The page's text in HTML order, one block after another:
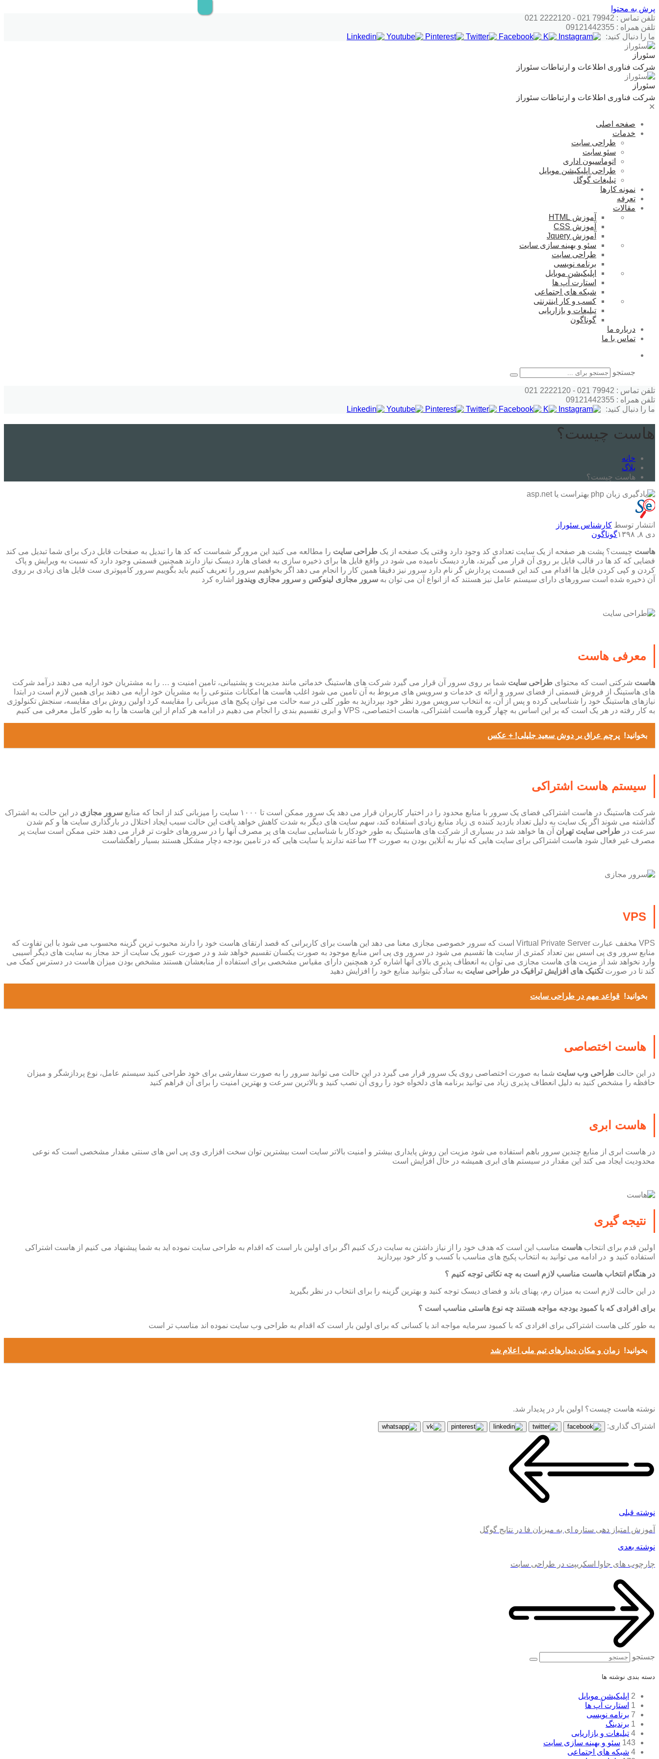
پرش به محتوا
تلفن تماس : 79942 021 - 2222120 021
تلفن همراه : 09121442355
ما را دنبال کنید:
سئوراز
شرکت فناوری اطلاعات و ارتباطات سئوراز
سئوراز
شرکت فناوری اطلاعات و ارتباطات سئوراز
✕
صفحه اصلی
خدمات
طراحی سایت
سئو سایت
اتوماسیون اداری
طراحی اپلیکیشن موبایل
تبلیغات گوگل
نمونه کارها
تعرفه
مقالات
آموزش HTML
آموزش CSS
آموزش Jquery
سئو و بهینه سازی سایت
طراحی سایت
برنامه نویسی
اپلیکیشن موبایل
استارت آپ ها
شبکه های اجتماعی
کسب و کار اینترنتی
تبلیغات و بازاریابی
گوناگون
درباره ما
تماس با ما
جستجو
تلفن تماس : 79942 021 - 2222120 021
تلفن همراه : 09121442355
ما را دنبال کنید:
هاست چیست؟
خانه
بلاگ
هاست چیست؟
انتشار توسط کارشناس سئوراز
دی ۸, ۱۳۹۸
گوناگون
هاست چیست؟ پشت هر صفحه از یک سایت تعدادی کد وجود دارد وقتی یک صفحه از یک طراحی سایت را مطالعه می کنید این مرورگر شماست که کد ها را تبدیل به صفحات قابل درک برای شما تبدیل می کند
فضایی که کد ها در قالب فایل بر روی آن قرار می گیرند، هارد دیسک نامیده می شود در واقع فایل ها برای ذخیره سازی به فضای هارد دیسک نیاز دارند همچنین قسمتی وجود دارد که نسبت به ویرایش و پاک
کردن و کپی کردن فایل ها اقدام می کند این قسمت پردازش گر نام دارد سرور نیز دقیقا همین کار را انجام می دهد اگر بخواهیم سرور را تعریف کنیم باید بگوییم سرور کامپوتری ست فایل های زیادی بر روی
آن ذخیره شده است سرورهای دارای سیستم عامل نیز هستند که از انواع آن می توان به سرور مجازی لینوکس و سرور مجازی ویندوز اشاره کرد
معرفی هاست
هاست شرکتی است که محتوای طراحی سایت شما بر روی سرور آن قرار می گیرد شرکت های هاستینگ خدماتی مانند مدیریت و پشتیبانی، تامین امنیت و … را به مشتریان خود ارایه می دهند درآمد شرکت
های هاستینگ از فروش قسمتی از فضای سرور و ارائه ی خدمات و سرویس های مربوط به آن تامین می شود اغلب هاست ها امکانات متنوعی را به مشریان خود ارایه می دهند برای همین لازم است در ابتدا
نیازهای هاستینگ خود را شناسایی کرده و پس از آن، به انتخاب سرویس مورد نظر خود بپردازید به طور کلی در سه حالت می توان پکیج های میزبانی را مقایسه کرد اولین روش برای مقایسه، سنجش تکنولوژی
به کار رفته در هر یک است که بر این اساس به چهار گروه هاست اشتراکی، هاست اختصاصی، VPS و ابری تقسیم بندی را انجام می دهیم در ادامه هر کدام از این هاست ها را به طور کامل معرفی می کنیم
بخوانید! پرچم عراق بر دوش سعید جلیلی! + عکس
سیستم هاست اشتراکی
شرکت هاستینگ در هاست اشتراکی فضای یک سرور با منابع محدود را در اختیار کاربران قرار می دهد یک سرور ممکن است تا ۱۰۰۰ سایت را میزبانی کند از انجا که منابع سرور مجازی در این حالت به اشتراک
گذاشته می شوند اگر یک سایت به دلیل تعداد بازدید کننده ی زیاد منابع زیادی استفاده کند، سهم سایت های دیگر به شدت کاهش خواهد یافت این حالت سبب ایجاد اختلال در بارگذاری سایت ها و کم شدن
سرعت در طراحی سایت تهران آن ها خواهد شد در بسیاری از شرکت های هاستینگ به طور خودکار با شناسایی سایت های پر مصرف آنها را در سرورهای خلوت تر قرار می دهند حتی ممکن است سایت پر
مصرف غیر فعال شود هاست اشتراکی برای سایت هایی که نیاز به آنلاین بودن به صورت ۲۴ ساعته ندارند یا سایت هایی که در تامین بودجه دچار مشکل هستند بسیار راهگشاست
VPS
VPS مخفف عبارت Virtual Private Server است که سرور خصوصی مجازی معنا می دهد این هاست برای کاربرانی که قصد ارتقای هاست خود را دارند محبوب ترین گزینه محسوب می شود با این تفاوت که
منابع سرور وی پی اسس بین تعداد کمتری از سایت ها تقسیم می شود در سرور وی پی اس منابع موجود به صورت یکسان تقسیم خواهد شد و در صورت عبور یک سایت از حد مجاز به سایت های دیگر آسیبی
وارد نخواهد شد از مزیت های هاست مجازی می توان به انعطاف پذیری بالای آنها اشاره کرد همچنین دارای مقیاس مشخصی برای استفاده از منابعشان هستند مشخص بودن میزان هاست در دسترس کمک می
کند تا در صورتتکنیک های افزایش ترافیک در طراحی سایت به سادگی بتوانید منابع خود را افزایش دهید
بخوانید! قواعد مهم در طراحی سایت
هاست اختصاصی
در این حالت طراحی وب سایت شما به صورت اختصاصی روی یک سرور قرار می گیرد در این حالت می توانید سرور را به صورت سفارشی برای خود طراحی کنید سیستم عامل، نوع پردازشگر و میزان
حافظه را مشخص کنید به دلیل انعطاف پذیری زیاد می توانید برنامه های دلخواه خود را روی آن نصب کنید و بالاترین سرعت و بهترین امنیت را برای آن فراهم کنید
هاست ابری
در هاست ابری از منابع چندین سرور باهم استفاده می شود مزیت این روش پایداری بیشتر و امنیت بالاتر سایت است بیشترین توان سخت افزاری وی پی اس های سنتی مقدار مشخصی است که نوعی
محدودیت ایجاد می کند این مقدار در سیستم های ابری همیشه در حال افزایش است
نتیجه گیری
اولین قدم برای انتخاب هاست مناسب این است که هدف خود را از نیاز داشتن به سایت درک کنیم اگر برای اولین بار است که اقدام به طراحی سایت نموده اید به شما پیشنهاد می کنیم از هاست اشتراکی
استفاده کنید و در ادامه می توانید به انتخاب پکیج های مناسب با کسب و کار خود بپردازید
در هنگام انتخاب هاست مناسب لازم است به چه نکاتی توجه کنیم ؟
در این حالت لازم است به میزان رم، پهنای باند و فضای دیسک توجه کنید و بهترین گزینه را برای انتخاب در نظر بگیرید
برای افرادی که با کمبود بودجه مواجه هستند چه نوع هاستی مناسب است ؟
به طور کلی هاست اشتراکی برای افرادی که با کمبود سرمایه مواجه اند یا کسانی که برای اولین بار است که اقدام به طراحی وب سایت نموده اند مناسب تر است
بخوانید! زمان و مکان دیدارهای تیم ملی اعلام شد
نوشته هاست چیست؟ اولین بار در پدیدار شد.
اشتراک گذاری:
نوشته قبلی
آموزش امتیاز دهی ستاره ای به میزبان فا در نتایج گوگل
نوشته بعدی
چارچوب های جاوا اسکریپت در طراحی سایت
جستجو
دسته بندی نوشته ها
2 اپلیکیشن موبایل
1 استارت آپ ها
7 برنامه نویسی
1 برندینگ
4 تبلیغات و بازاریابی
143 سئو و بهینه سازی سایت
4 شبکه های اجتماعی